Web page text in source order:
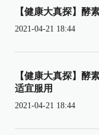
【健康大真探】酵
2021-04-21 18:44
【健康大真探】酵
适宜服用
2021-04-21 18:44